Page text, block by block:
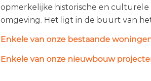
opmerkelijke historische en
omgeving. Het ligt in de buurt van
Enkele van onze bestaande
Enkele van onze nieuwbouw